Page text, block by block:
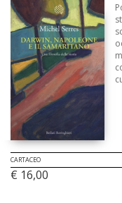
CARTACEO
€ 16,00